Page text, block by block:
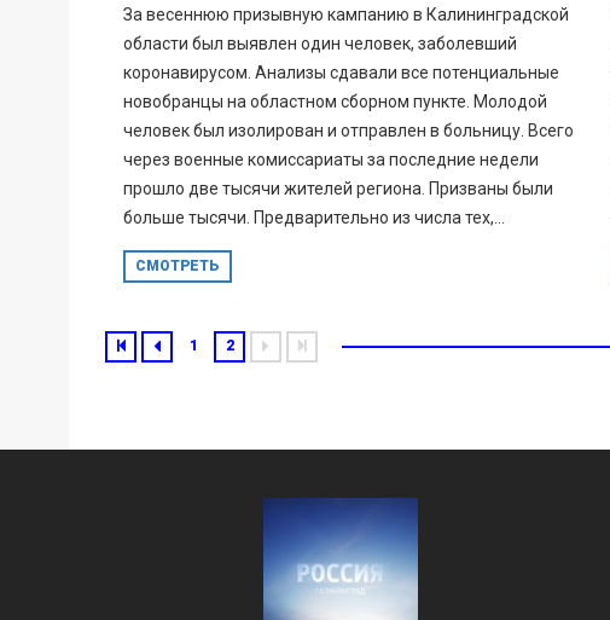
За весеннюю призывную кампанию в Калининградской
области был выявлен один человек, заболевший
коронавирусом. Анализы сдавали все потенциальные
новобранцы на областном сборном пункте. Молодой
человек был изолирован и отправлен в больницу. Всего
через военные комиссариаты за последние недели
прошло две тысячи жителей региона. Призваны были
больше тысячи. Предварительно из числа тех,...
СМОТРЕТЬ
1 2